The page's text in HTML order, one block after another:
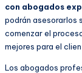
con abogados
podrán asesorarlos
comenzar el
mejores para el
Los abogados